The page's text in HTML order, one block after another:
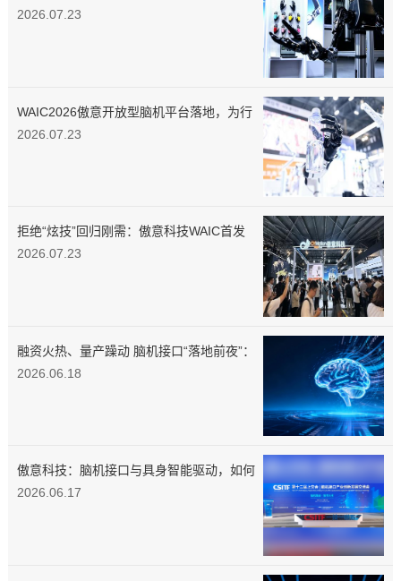
“第一颗螺丝”教起，培养实战型工程师
2026.07.23
WAIC2026傲意开放型脑机平台落地，为行
业供给标准化数据工具
2026.07.23
拒绝“炫技”回归刚需：傲意科技WAIC首发
多款新品，具身智能教育矩阵同步亮相
2026.07.23
融资火热、量产躁动 脑机接口“落地前夜”：
当马斯克按下量产键，中国企业正用“介入
2026.06.18
傲意科技：脑机接口与具身智能驱动，如何
打造物理AI的底层融合闭环？
2026.06.17